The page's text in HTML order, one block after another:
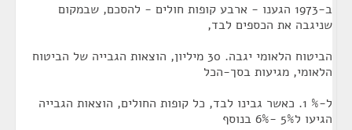
ב-1973 הגענו - ארבע קופות חולים - להסכם, שבמקום
שניגבה את הכספים לבד,
הביטוח הלאומי יגבה. 30 מיליון, הוצאות הגבייה של הביטוח
הלאומי, מגיעות בסך-הכל
ל-% 1. כאשר גבינו לבד, כל קופות החולים, הוצאות הגבייה
הגיעו ל5% -6% בנוסף